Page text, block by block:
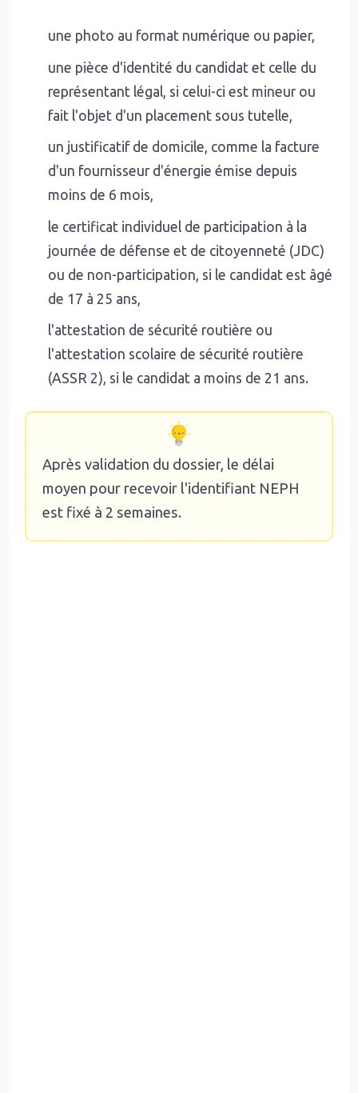
une photo au format numérique ou papier,
une pièce d'identité du candidat et celle du
représentant légal, si celui-ci est mineur ou
fait l'objet d'un placement sous tutelle,
un justificatif de domicile, comme la facture
d'un fournisseur d'énergie émise depuis
moins de 6 mois,
le certificat individuel de participation à la
journée de défense et de citoyenneté (JDC)
ou de non-participation, si le candidat est âgé
de 17 à 25 ans,
l'attestation de sécurité routière ou
l'attestation scolaire de sécurité routière
(ASSR 2), si le candidat a moins de 21 ans.
Après validation du dossier, le délai
moyen pour recevoir l'identifiant NEPH
est fixé à 2 semaines.